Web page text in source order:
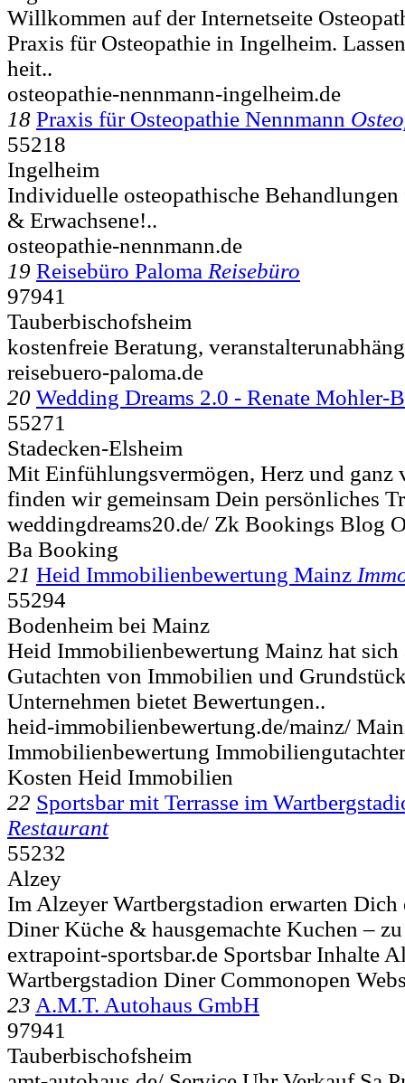
Willkommen auf der Internetseite
Praxis für Osteopathie in Ingelheim.
heit..
osteopathie-nennmann-ingelheim.de
18 Praxis für Osteopathie Nennmann
55218
Ingelheim
Individuelle osteopathische
& Erwachsene!..
osteopathie-nennmann.de
19 Reisebüro Paloma Reisebüro
97941
Tauberbischofsheim
kostenfreie Beratung,
reisebuero-paloma.de
20 Wedding Dreams 2.0 - Renate Mohler-
55271
Stadecken-Elsheim
Mit Einfühlungsvermögen, Herz und
finden wir gemeinsam Dein persönliches
weddingdreams20.de/ Zk Bookings Blog
Ba Booking
21 Heid Immobilienbewertung Mainz
55294
Bodenheim bei Mainz
Heid Immobilienbewertung Mainz hat
Gutachten von Immobilien und
Unternehmen bietet Bewertungen..
heid-immobilienbewertung.de/mainz/
Immobilienbewertung
Kosten Heid Immobilien
22 Sportsbar mit Terrasse im
Restaurant
55232
Alzey
Im Alzeyer Wartbergstadion erwarten
Diner Küche & hausgemachte Kuchen –
extrapoint-sportsbar.de Sportsbar Inhalte
Wartbergstadion Diner Commonopen
23 A.M.T. Autohaus GmbH
97941
Tauberbischofsheim